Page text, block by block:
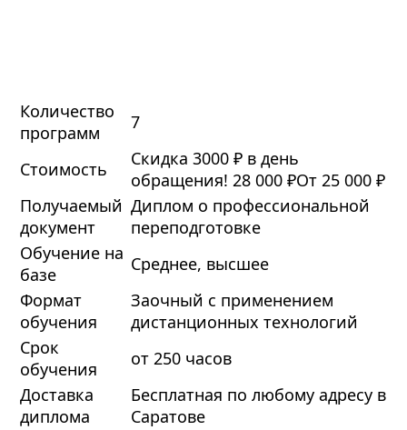
Количество
программ
7
Стоимость
Скидка 3000 ₽ в день
обращения! 28 000 ₽От 25 000 ₽
Получаемый
документ
Диплом о профессиональной
переподготовке
Обучение на
базе
Среднее, высшее
Формат
обучения
Заочный с применением
дистанционных технологий
Срок
обучения
от 250 часов
Доставка
диплома
Бесплатная по любому адресу в
Саратове